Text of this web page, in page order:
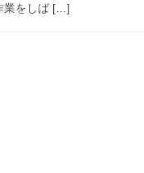
業をしば […]